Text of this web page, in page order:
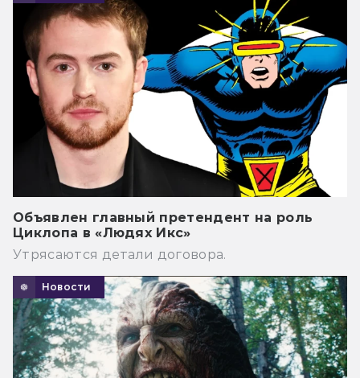
Объявлен главный претендент на роль
Циклопа в «Людях Икс»
Утрясаются детали договора.
Новости